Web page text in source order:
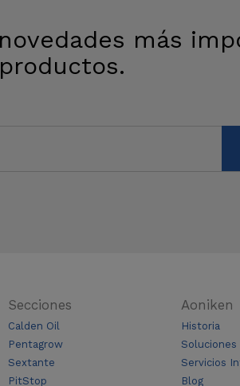
más
productos.
Secciones
Calden Oil
Pentagrow
Sextante
PitStop
Aoniken
Historia
Soluciones
Servicios
Blog